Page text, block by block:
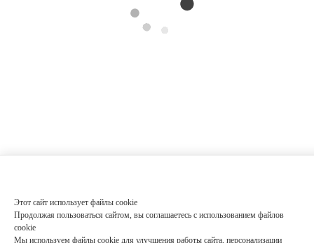
Этот сайт использует файлы cookie
Продолжая пользоваться сайтом, вы соглашаетесь с использованием файлов
cookie
Мы используем файлы cookie для улучшения работы сайта, персонализации